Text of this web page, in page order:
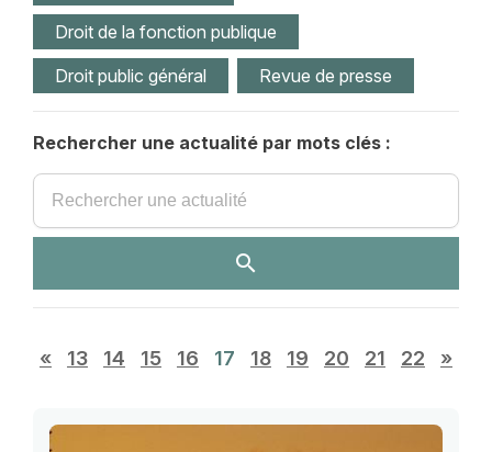
Droit de la fonction publique
Droit public général
Revue de presse
Rechercher une actualité par mots clés :
« 13 14 15 16 17 18 19 20 21 22 »